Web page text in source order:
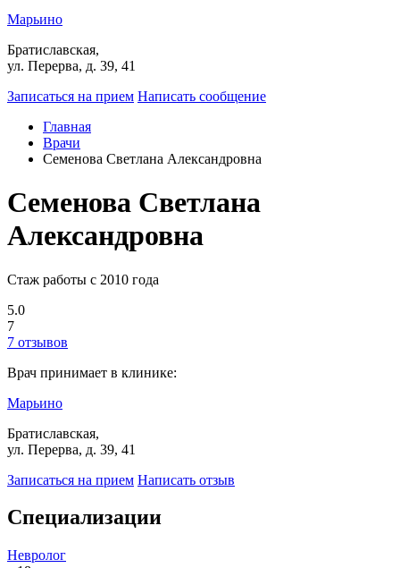
Марьино
Братиславская,
ул. Перерва, д. 39, 41
Записаться на прием Написать сообщение
Главная
Врачи
Семенова Светлана Александровна
Семенова Светлана
Александровна
Стаж работы с 2010 года
5.0
7
7 отзывов
Врач принимает в клинике:
Марьино
Братиславская,
ул. Перерва, д. 39, 41
Записаться на прием Написать отзыв
Специализации
Невролог